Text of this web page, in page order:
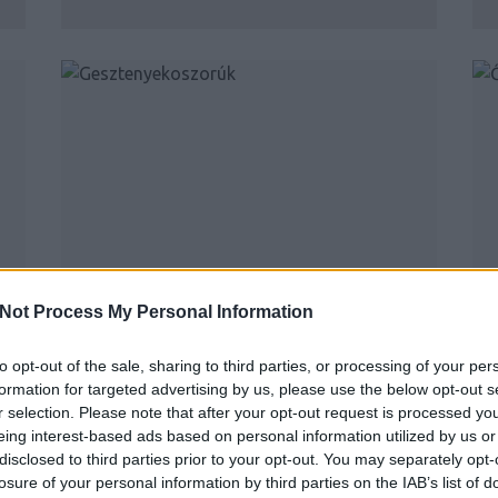
Process My Personal Information
opt-out of the sale, sharing to third parties, or processing of your
for targeted advertising by us, please use the below opt-out
selection. Please note that after your opt-out request is processed
interest-based ads based on personal information utilized by us
to third parties prior to your opt-out. You may separately
of your personal information by third parties on the IAB’s list of
GESZTENYEKOSZORÚK
Nem múlhat el ősz gesztenyés bejegyzés
nélkül itt a blogon, hiszen nem csak én, hanem
a lányom is bolondul ezekért a fényes barna
gombócokért. Ahogy elkezdenek potyogni a
fáról, mi indulunk is gyűjtögetni, hogy aztán...